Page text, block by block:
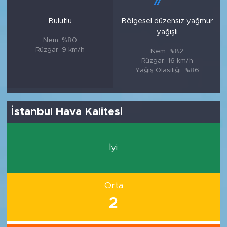
Bulutlu
Nem: %80
Rüzgar: 9 km/h
Bölgesel düzensiz yağmur
yağışlı
Nem: %82
Rüzgar: 16 km/h
Yağış Olasılığı: %86
İstanbul Hava Kalitesi
İyi
Orta
2